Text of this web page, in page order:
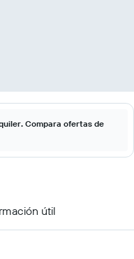
Compara ofertas de
útil